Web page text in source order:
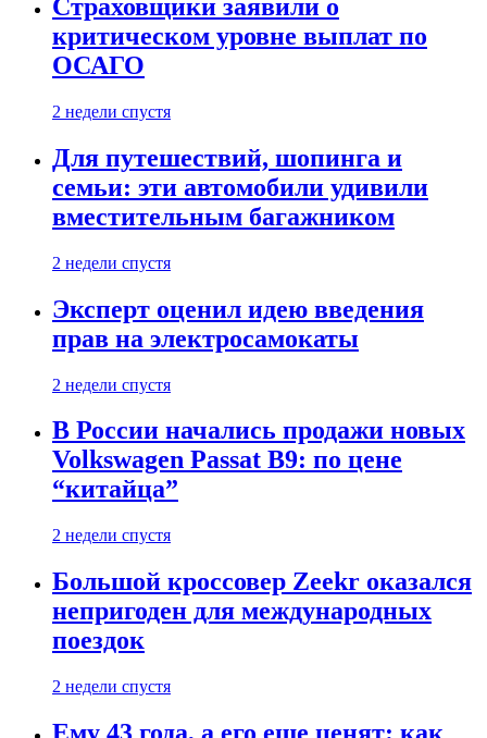
Страховщики заявили о
критическом уровне выплат по
ОСАГО
2 недели спустя
Для путешествий, шопинга и
семьи: эти автомобили удивили
вместительным багажником
2 недели спустя
Эксперт оценил идею введения
прав на электросамокаты
2 недели спустя
В России начались продажи новых
Volkswagen Passat B9: по цене
“китайца”
2 недели спустя
Большой кроссовер Zeekr оказался
непригоден для международных
поездок
2 недели спустя